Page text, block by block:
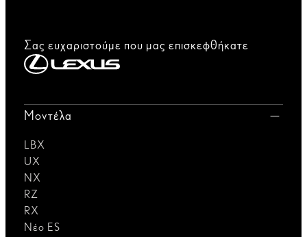
Σας ευχαριστούμε που μας επισκεφθήκατε
Μοντέλα
LBX
UX
NX
RZ
RX
Νέο ES